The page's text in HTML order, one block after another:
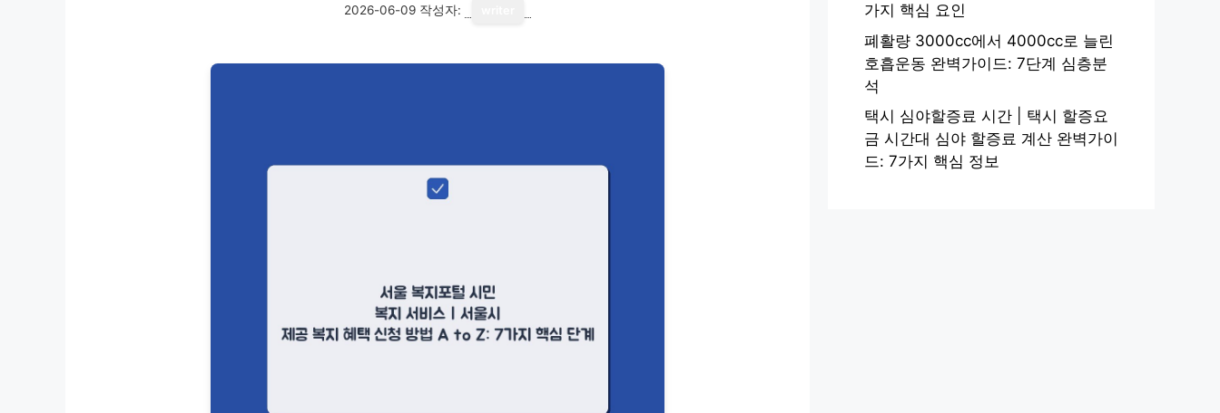
2026-06-09 작성자:
가지 핵심 요인
폐활량 3000cc에서 4000cc로 늘린
호흡운동 완벽가이드: 7단계 심층분
석
택시 심야할증료 시간 | 택시 할증요
금 시간대 심야 할증료 계산 완벽가이
드: 7가지 핵심 정보